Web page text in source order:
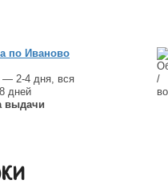
по Иваново
— 2-4 дня, вся
дней
выдачи